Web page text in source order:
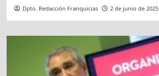
Dpto. Redacción Franquicias 2 de junio de 2025